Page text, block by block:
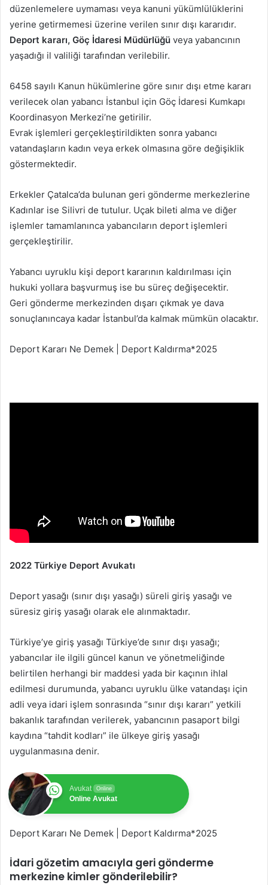
düzenlemelere uymaması veya kanuni yükümlülüklerini
yerine getirmemesi üzerine verilen sınır dışı kararıdır.
Deport kararı, Göç İdaresi Müdürlüğü veya yabancının
yaşadığı il valiliği tarafından verilebilir.
6458 sayılı Kanun hükümlerine göre sınır dışı etme kararı
verilecek olan yabancı İstanbul için Göç İdaresi Kumkapı
Koordinasyon Merkezi’ne getirilir.
Evrak işIemleri gerçekleştirildikten sonra yabancı
vatandaşların kadın veya erkek olmasına göre değişiklik
göstermektedir.
Erkekler Çatalca’da bulunan geri gönderme merkezlerine
Kadınlar ise Silivri de tutulur. Uçak bileti alma ve diğer
işlemler tamamlanınca yabancıların deport işlemleri
gerçekleştirilir.
Yabancı uyruklu kişi deport kararının kaldırılması için
hukuki yollara başvurmuş ise bu süreç değişecektir.
Geri gönderme merkezinden dışarı çıkmak ye dava
sonuçlanıncaya kadar İstanbul’da kalmak mümkün olacaktır.
Deport Kararı Ne Demek | Deport Kaldırma*2025
2022 Türkiye Deport Avukatı
Deport yasağı (sınır dışı yasağı) süreli giriş yasağı ve
süresiz giriş yasağı olarak ele alınmaktadır.
Türkiye’ye giriş yasağı Türkiye’de sınır dışı yasağı;
yabancılar ile ilgili güncel kanun ve yönetmeliğinde
belirtilen herhangi bir maddesi yada bir kaçının ihlal
edilmesi durumunda, yabancı uyruklu ülke vatandaşı için
adli veya idari işlem sonrasında “sınır dışı kararı” yetkili
bakanlık tarafından verilerek, yabancının pasaport bilgi
kaydına “tahdit kodları” ile ülkeye giriş yasağı
uygulanmasına denir.
Avukat Online
Online Avukat
Deport Kararı Ne Demek | Deport Kaldırma*2025
İdari gözetim amacıyla geri gönderme
merkezine kimler gönderilebilir?